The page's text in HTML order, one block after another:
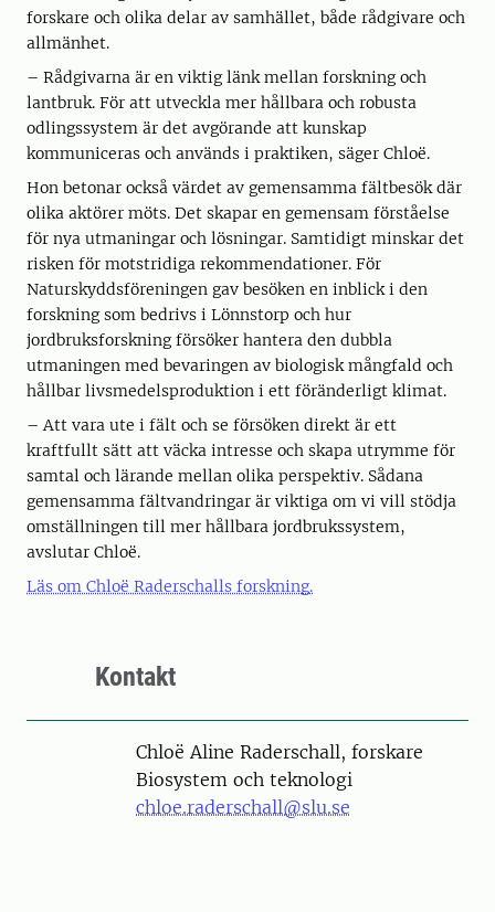
forskare och olika delar av samhället, både rådgivare och
allmänhet.
– Rådgivarna är en viktig länk mellan forskning och
lantbruk. För att utveckla mer hållbara och robusta
odlingssystem är det avgörande att kunskap
kommuniceras och används i praktiken, säger Chloë.
Hon betonar också värdet av gemensamma fältbesök där
olika aktörer möts. Det skapar en gemensam förståelse
för nya utmaningar och lösningar. Samtidigt minskar det
risken för motstridiga rekommendationer. För
Naturskyddsföreningen gav besöken en inblick i den
forskning som bedrivs i Lönnstorp och hur
jordbruksforskning försöker hantera den dubbla
utmaningen med bevaringen av biologisk mångfald och
hållbar livsmedelsproduktion i ett föränderligt klimat.
– Att vara ute i fält och se försöken direkt är ett
kraftfullt sätt att väcka intresse och skapa utrymme för
samtal och lärande mellan olika perspektiv. Sådana
gemensamma fältvandringar är viktiga om vi vill stödja
omställningen till mer hållbara jordbrukssystem,
avslutar Chloë.
Läs om Chloë Raderschalls forskning.
Kontakt
PersonChloë Aline Raderschall, forskare
Biosystem och teknologi
chloe.raderschall@slu.se